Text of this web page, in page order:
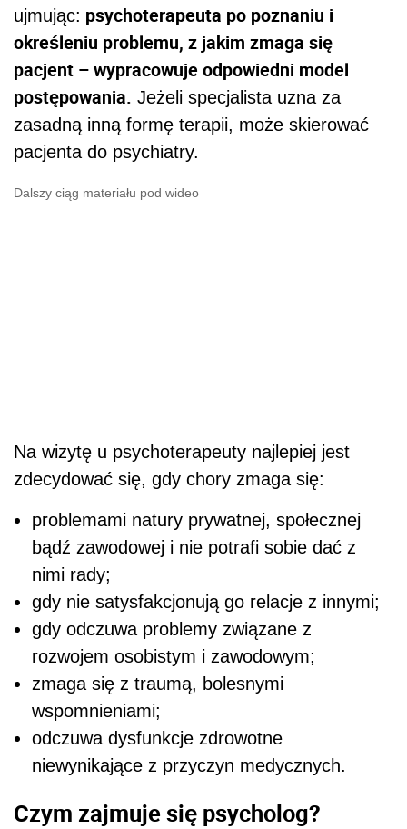
ujmując: psychoterapeuta po poznaniu i
określeniu problemu, z jakim zmaga się
pacjent – wypracowuje odpowiedni model
postępowania. Jeżeli specjalista uzna za
zasadną inną formę terapii, może skierować
pacjenta do psychiatry.
Dalszy ciąg materiału pod wideo
Na wizytę u psychoterapeuty najlepiej jest
zdecydować się, gdy chory zmaga się:
problemami natury prywatnej, społecznej
bądź zawodowej i nie potrafi sobie dać z
nimi rady;
gdy nie satysfakcjonują go relacje z innymi;
gdy odczuwa problemy związane z
rozwojem osobistym i zawodowym;
zmaga się z traumą, bolesnymi
wspomnieniami;
odczuwa dysfunkcje zdrowotne
niewynikające z przyczyn medycznych.
Czym zajmuje się psycholog?